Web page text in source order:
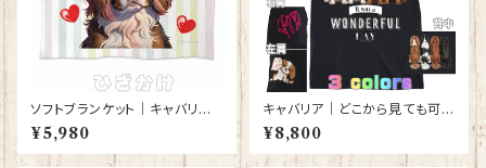
ソフトブランケット｜キャバリア
キングチャールズスパニエル 犬
ドッグ 雑貨 グッズ ひざかけ 毛
布【型番 SB-10001 】
¥5,980
キャバリア｜どこから見ても可愛
いＴシャツ 背中・両袖にプリント
有 【型番 T-10014】
¥8,800